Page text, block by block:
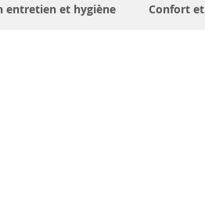
entretien et hygiène Confort